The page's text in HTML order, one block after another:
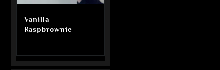
Vanilla
Raspbrownie